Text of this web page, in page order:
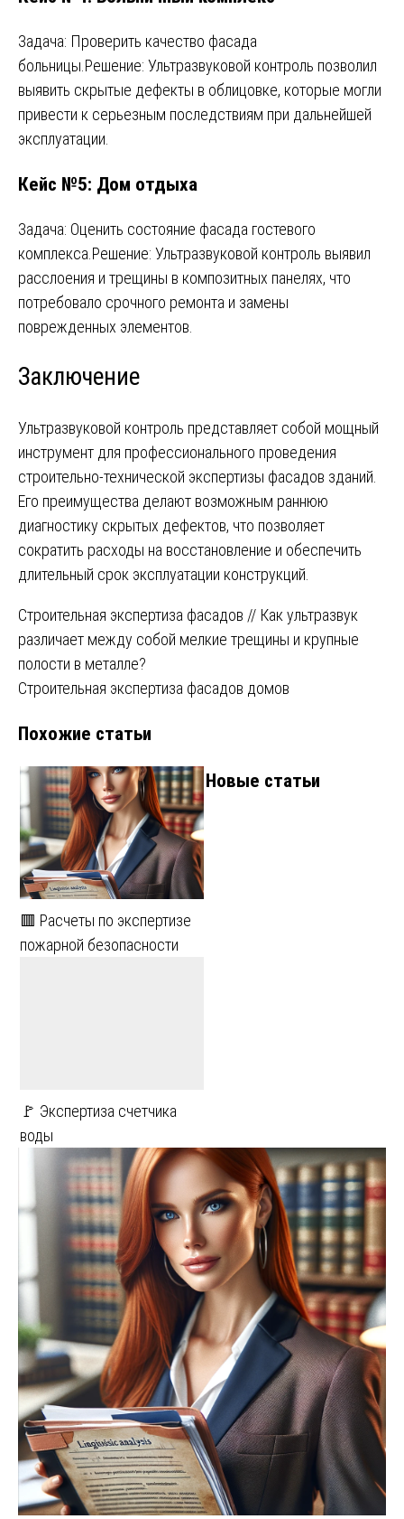
Задача: Проверить качество фасада
больницы.Решение: Ультразвуковой контроль позволил
выявить скрытые дефекты в облицовке, которые могли
привести к серьезным последствиям при дальнейшей
эксплуатации.
Кейс №5: Дом отдыха
Задача: Оценить состояние фасада гостевого
комплекса.Решение: Ультразвуковой контроль выявил
расслоения и трещины в композитных панелях, что
потребовало срочного ремонта и замены
поврежденных элементов.
Заключение
Ультразвуковой контроль представляет собой мощный
инструмент для профессионального проведения
строительно-технической экспертизы фасадов зданий.
Его преимущества делают возможным раннюю
диагностику скрытых дефектов, что позволяет
сократить расходы на восстановление и обеспечить
длительный срок эксплуатации конструкций.
Навигация
по
записям
Строительная экспертиза фасадов // Как ультразвук
различает между собой мелкие трещины и крупные
полости в металле?
Строительная экспертиза фасадов домов
Похожие статьи
🟥 Расчеты по экспертизе
пожарной безопасности
🚩 Экспертиза счетчика
воды
Новые статьи